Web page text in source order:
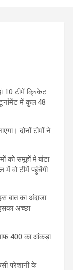
10 टीमें क्रिकेट
में कुल 48
दोनों टीमों ने
को समूहों में बांटा
वो टीमें पहुंचेंगी
बात का अंदाजा
अच्छा
400 का आंकड़ा
परेशानी के